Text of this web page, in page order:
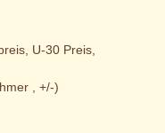
U-30 Preis,
, +/-)